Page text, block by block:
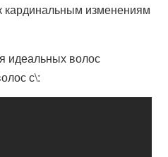
кардинальным изменениям
идеальных волос
с\: